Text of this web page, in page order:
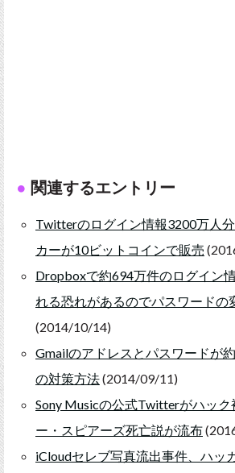
関連するエントリー
Twitterのログイン情報3200万人
カーが10ビットコインで販売
Dropboxで約694万件のログイン
れる恐れがあるのでパスワードの
(2014/10/14)
Gmailのアドレスとパスワードが
の対策方法(2014/09/11)
Sony Musicの公式Twitterがハック
ー・スピアーズ死亡説が流布
iCloudセレブ写真流出事件、ハッ